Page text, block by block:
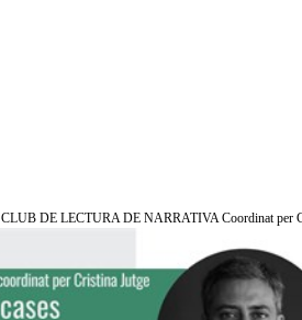
CLUB DE LECTURA DE NARRATIVA Coordinat per